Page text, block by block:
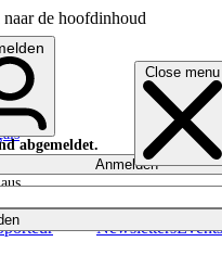
naar de hoofdinhoud
Close menu
NewslettersEvents
abgemeldet.
Anmelden